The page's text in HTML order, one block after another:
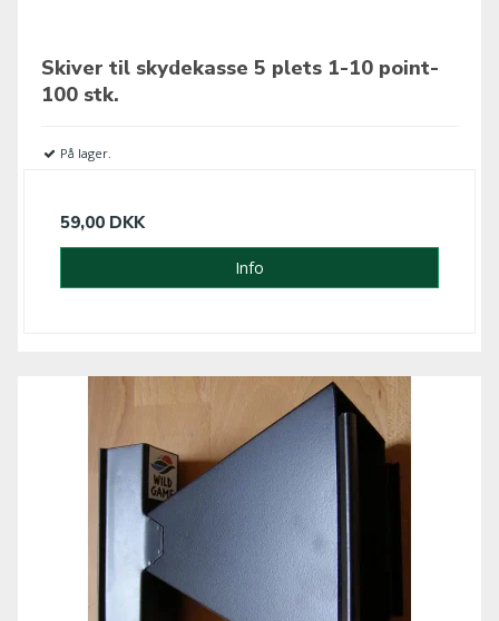
Skiver til skydekasse 5 plets 1-10 point-
100 stk.
På lager.
59,00 DKK
Info